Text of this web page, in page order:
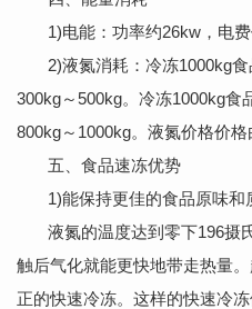
1)电能：功率约26kw，电费
2)液氮消耗：冷冻1000kg
300kg～500kg。冷冻1000kg食
800kg～1000kg。液氮价格价格
五、食品速冻优势
1)能保持更佳的食品原味和
液氮的温度达到零下196摄
触后气化就能更快地带走热量
正的快速冷冻。这样的快速冷